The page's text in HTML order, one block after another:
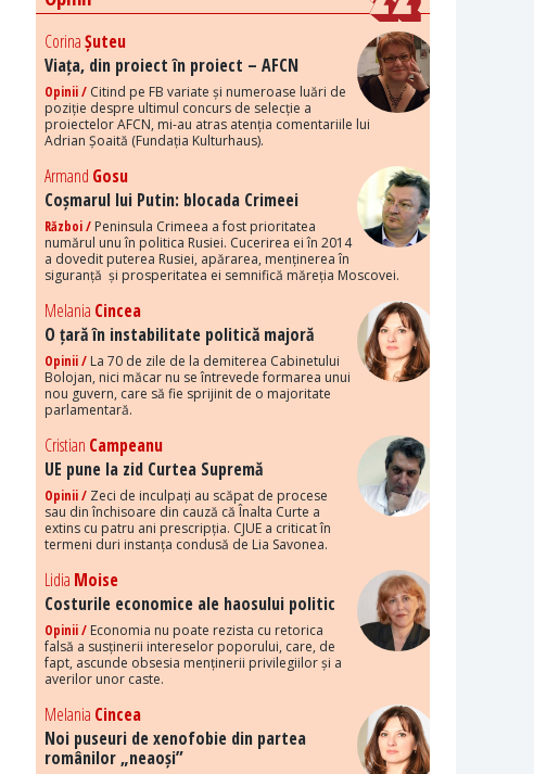
CorinaȘuteu
Viața, din proiect în proiect – AFCN
Opinii / Citind pe FB variate și numeroase luări de
poziție despre ultimul concurs de selecție a
proiectelor AFCN, mi-au atras atenția comentariile lui
Adrian Șoaită (Fundația Kulturhaus).
Armand Gosu
Coșmarul lui Putin: blocada Crimeei
Război / Peninsula Crimeea a fost prioritatea
numărul unu în politica Rusiei. Cucerirea ei în 2014
a dovedit puterea Rusiei, apărarea, menținerea în
siguranță și prosperitatea ei semnifică măreția Moscovei.
Melania Cincea
O țară în instabilitate politică majoră
Opinii / La 70 de zile de la demiterea Cabinetului
Bolojan, nici măcar nu se întrevede formarea unui
nou guvern, care să fie sprijinit de o majoritate
parlamentară.
Cristian Campeanu
UE pune la zid Curtea Supremă
Opinii / Zeci de inculpați au scăpat de procese
sau din închisoare din cauză că Înalta Curte a
extins cu patru ani prescripția. CJUE a criticat în
termeni duri instanța condusă de Lia Savonea.
Lidia Moise
Costurile economice ale haosului politic
Opinii / Economia nu poate rezista cu retorica
falsă a susținerii intereselor poporului, care, de
fapt, ascunde obsesia menținerii privilegiilor și a
averilor unor caste.
Melania Cincea
Noi puseuri de xenofobie din partea
românilor „neaoși”